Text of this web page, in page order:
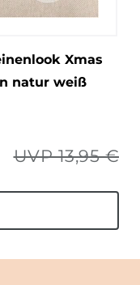
Xmas
natur weiß
UVP 13,95 €